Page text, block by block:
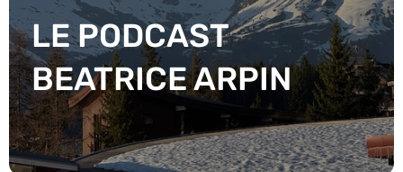
LE PODCAST
BEATRICE ARPIN